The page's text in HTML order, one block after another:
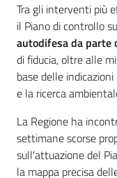
Tra gli interventi più
il Piano di controllo
autodifesa da parte
di fiducia, oltre alle
base delle
e la ricerca
La Regione ha
settimane scorse
sull'attuazione del
la mappa precisa